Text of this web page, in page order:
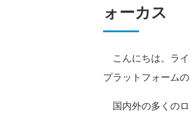
ォーカス
こんにちは。ラ
プラットフォーム
国内外の多くの